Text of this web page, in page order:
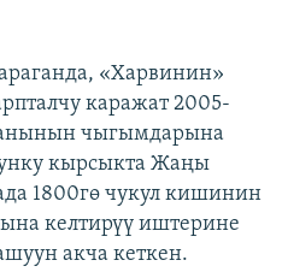
«Харвинин»
каражат 2005-
чыгымдарына
кырсыкта Жаңы
1800гө чукул кишинин
келтирүү иштерине
акча кеткен.